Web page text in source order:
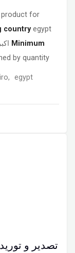
product for
country egypt
Minimum
by quantity
,
egypt
تصدير و